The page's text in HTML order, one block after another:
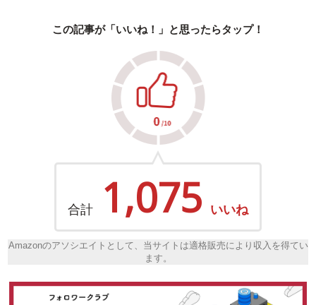
この記事が「いいね！」と思ったらタップ！
合計 1,075 いいね
Amazonのアソシエイトとして、当サイトは適格販売により収入を得てい
ます。